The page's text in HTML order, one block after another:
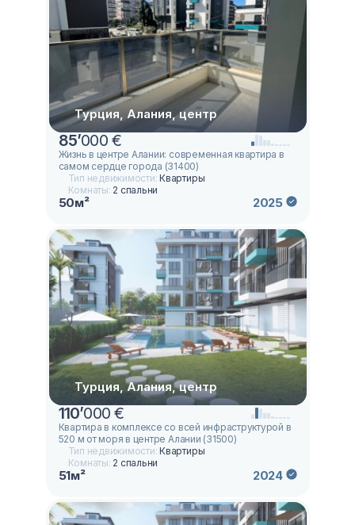
Турция, Алания, центр
85’000 €
Жизнь в центре Алании: современная квартира в
самом сердце города (31400)
Тип недвижимости:Квартиры
Комнаты: 2 спальни
50м² 2025
Турция, Алания, центр
110’000 €
Квартира в комплексе со всей инфраструктурой в
520 м от моря в центре Алании (31500)
Тип недвижимости:Квартиры
Комнаты: 2 спальни
51м² 2024